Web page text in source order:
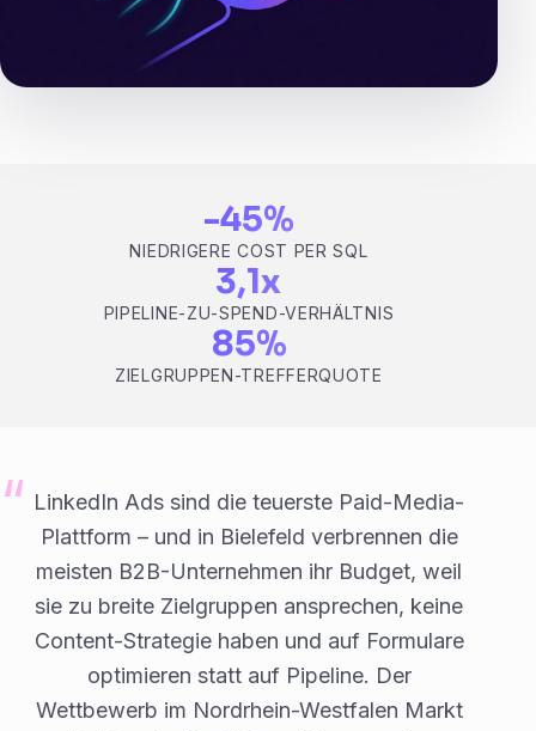
-45%
NIEDRIGERE COST PER SQL
3,1x
PIPELINE-ZU-SPEND-VERHÄLTNIS
85%
ZIELGRUPPEN-TREFFERQUOTE
LinkedIn Ads sind die teuerste Paid-Media-
Plattform – und in Bielefeld verbrennen die
meisten B2B-Unternehmen ihr Budget, weil
sie zu breite Zielgruppen ansprechen, keine
Content-Strategie haben und auf Formulare
optimieren statt auf Pipeline. Der
Wettbewerb im Nordrhein-Westfalen Markt